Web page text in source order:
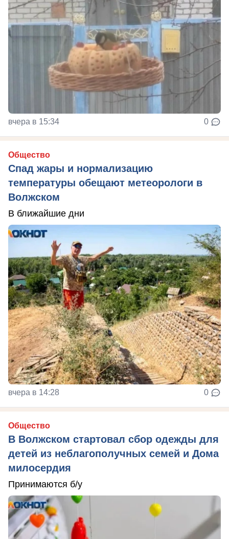
вчера в 15:34 0
Общество
Спад жары и нормализацию
температуры обещают метеорологи в
Волжском
В ближайшие дни
вчера в 14:28 0
Общество
В Волжском стартовал сбор одежды для
детей из неблагополучных семей и Дома
милосердия
Принимаются б/у